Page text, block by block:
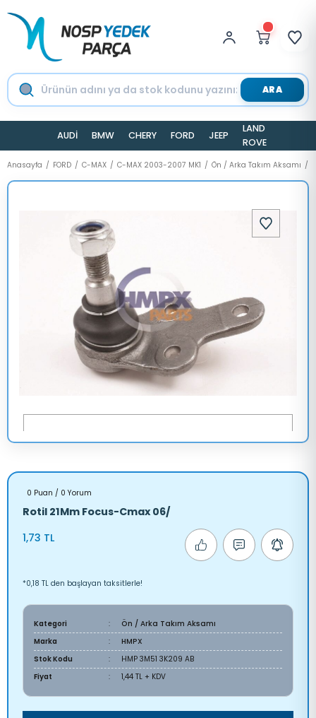
ARA
AUDİ BMW CHERY FORD JEEP
LAND
ROVER
Anasayfa FORD C-MAX C-MAX 2003-2007 MK1 Ön / Arka Takım Aksamı
0 Puan / 0 Yorum
Rotil 21Mm Focus-Cmax 06/
1,73 TL
*0,18 TL den başlayan taksitlerle!
Kategori
Ön / Arka Takım Aksamı
Marka
HMPX
Stok Kodu
HMP 3M51 3K209 AB
Fiyat
1,44 TL + KDV